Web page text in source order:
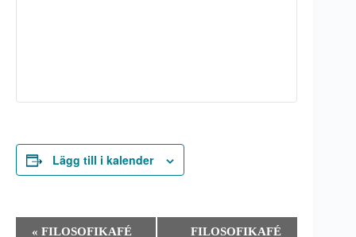
Lägg till i kalender
« FILOSOFIKAFÉ FILOSOFIKAFÉ